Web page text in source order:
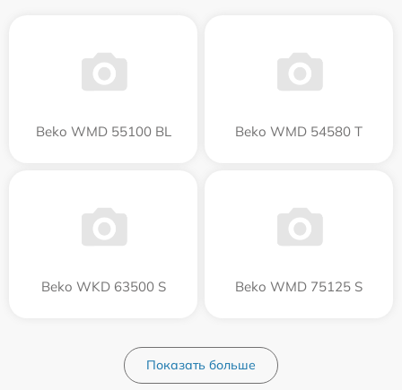
Beko WMD 55100 BL Beko WMD 54580 T
Beko WKD 63500 S Beko WMD 75125 S
Показать больше